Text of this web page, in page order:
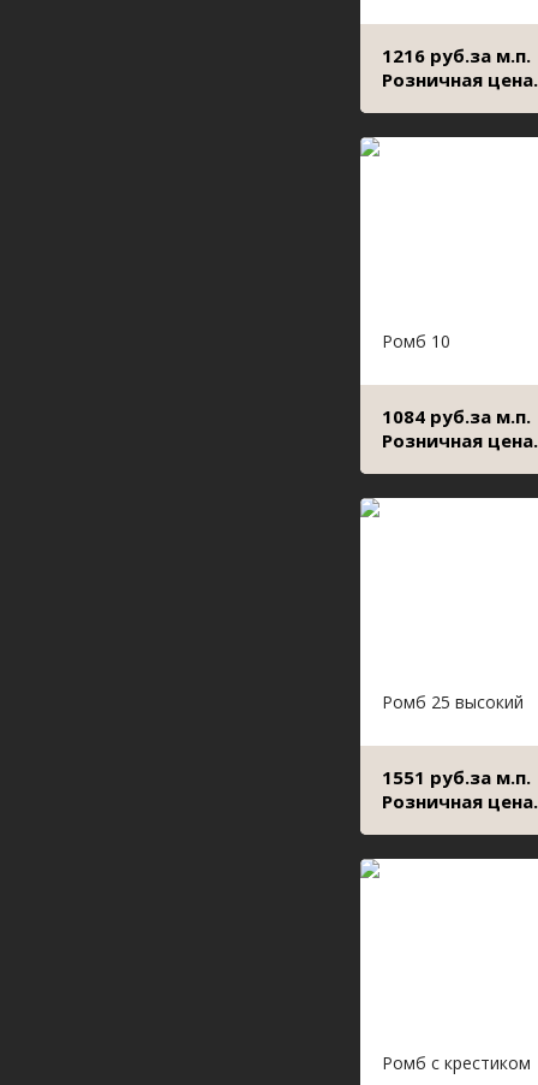
1216 руб.за м.п.
Розничная цена.
Ромб 10
1084 руб.за м.п.
Розничная цена.
Ромб 25 высокий
1551 руб.за м.п.
Розничная цена.
Ромб с крестиком